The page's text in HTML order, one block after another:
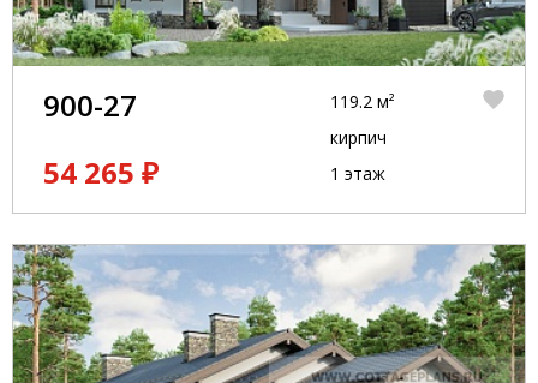
900-27
54 265 ₽
119.2 м²
кирпич
1 этаж